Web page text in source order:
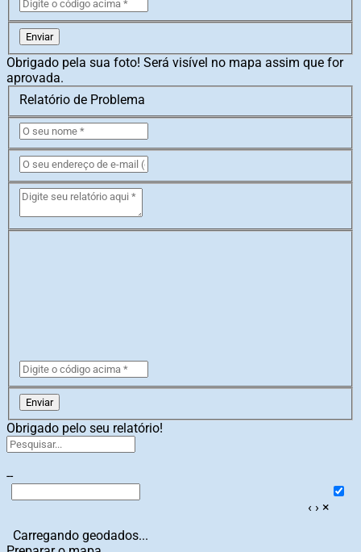
Enviar
Obrigado pela sua foto! Será visível no mapa assim que for
aprovada.
Relatório de Problema
Enviar
Obrigado pelo seu relatório!
--
‹ › ×
Carregando geodados...